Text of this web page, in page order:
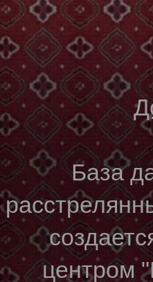
База
центром